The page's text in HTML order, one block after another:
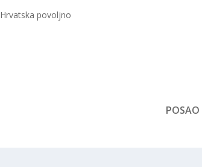
Hrvatska povoljno
POSAO